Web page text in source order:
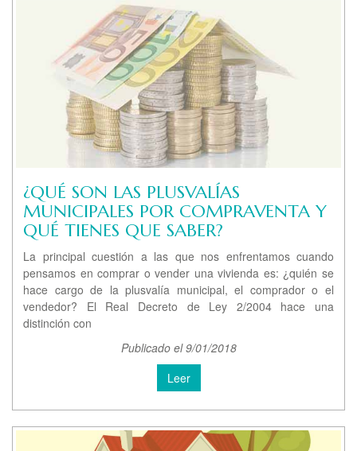
¿QUÉ SON LAS PLUSVALÍAS
MUNICIPALES POR COMPRAVENTA Y
QUÉ TIENES QUE SABER?
La principal cuestión a las que nos enfrentamos cuando
pensamos en comprar o vender una vivienda es: ¿quién se
hace cargo de la plusvalía municipal, el comprador o el
vendedor? El Real Decreto de Ley 2/2004 hace una
distinción con
Publicado el 9/01/2018
Leer